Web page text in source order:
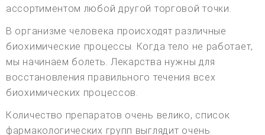
ассортиментом любой другой торговой точки.
В организме человека происходят различные
биохимические процессы. Когда тело не работает,
мы начинаем болеть. Лекарства нужны для
восстановления правильного течения всех
биохимических процессов.
Количество препаратов очень велико, список
фармакологических групп выглядит очень